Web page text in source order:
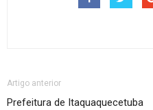
Artigo anterior
Prefeitura de Itaquaquecetuba